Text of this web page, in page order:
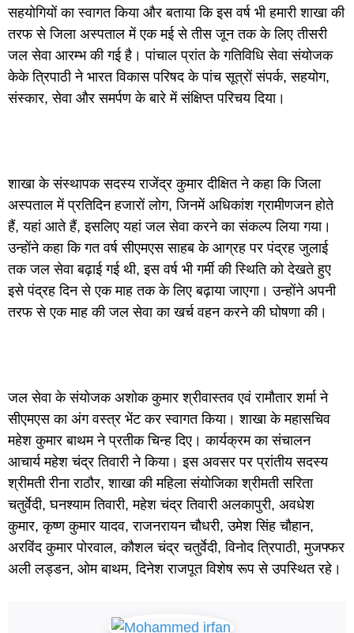
सहयोगियों का स्वागत किया और बताया कि इस वर्ष भी हमारी शाखा की
तरफ से जिला अस्पताल में एक मई से तीस जून तक के लिए तीसरी
जल सेवा आरम्भ की गई है। पांचाल प्रांत के गतिविधि सेवा संयोजक
केके त्रिपाठी ने भारत विकास परिषद के पांच सूत्रों संपर्क, सहयोग,
संस्कार, सेवा और समर्पण के बारे में संक्षिप्त परिचय दिया।
शाखा के संस्थापक सदस्य राजेंद्र कुमार दीक्षित ने कहा कि जिला
अस्पताल में प्रतिदिन हजारों लोग, जिनमें अधिकांश ग्रामीणजन होते
हैं, यहां आते हैं, इसलिए यहां जल सेवा करने का संकल्प लिया गया।
उन्होंने कहा कि गत वर्ष सीएमएस साहब के आग्रह पर पंद्रह जुलाई
तक जल सेवा बढ़ाई गई थी, इस वर्ष भी गर्मी की स्थिति को देखते हुए
इसे पंद्रह दिन से एक माह तक के लिए बढ़ाया जाएगा। उन्होंने अपनी
तरफ से एक माह की जल सेवा का खर्च वहन करने की घोषणा की।
जल सेवा के संयोजक अशोक कुमार श्रीवास्तव एवं रामौतार शर्मा ने
सीएमएस का अंग वस्त्र भेंट कर स्वागत किया। शाखा के महासचिव
महेश कुमार बाथम ने प्रतीक चिन्ह दिए। कार्यक्रम का संचालन
आचार्य महेश चंद्र तिवारी ने किया। इस अवसर पर प्रांतीय सदस्य
श्रीमती रीना राठौर, शाखा की महिला संयोजिका श्रीमती सरिता
चतुर्वेदी, घनश्याम तिवारी, महेश चंद्र तिवारी अलकापुरी, अवधेश
कुमार, कृष्ण कुमार यादव, राजनरायन चौधरी, उमेश सिंह चौहान,
अरविंद कुमार पोरवाल, कौशल चंद्र चतुर्वेदी, विनोद त्रिपाठी, मुजफ्फर
अली लड्डन, ओम बाथम, दिनेश राजपूत विशेष रूप से उपस्थित रहे।